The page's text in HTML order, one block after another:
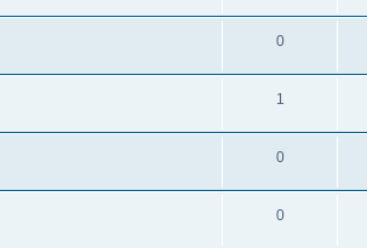
0
1
0
0